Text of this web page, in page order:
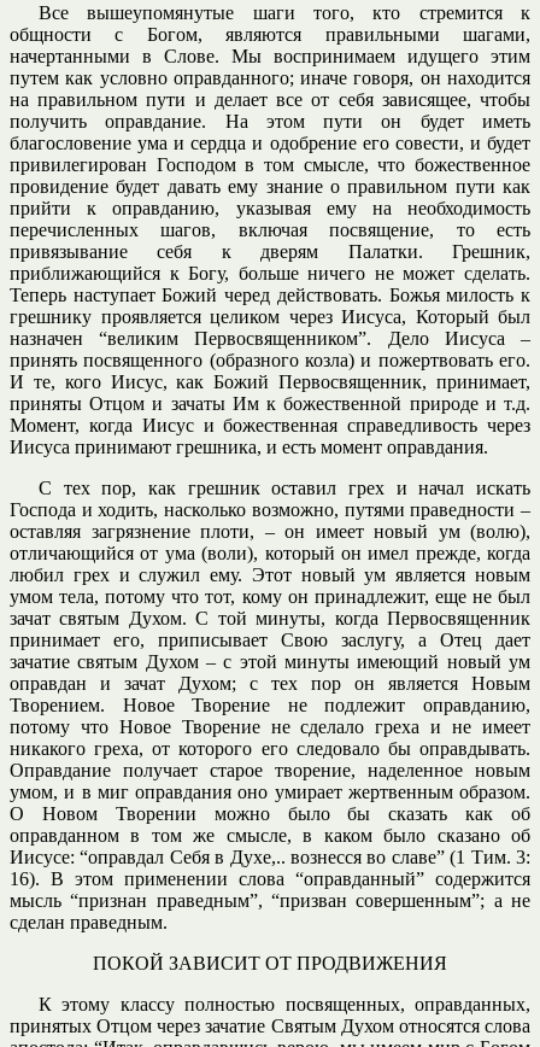
Все вышеупомянутые шаги того, кто стремится к
общности с Богом, являются правильными шагами,
начертанными в Слове. Мы воспринимаем идущего этим
путем как условно оправданного; иначе говоря, он находится
на правильном пути и делает все от себя зависящее, чтобы
получить оправдание. На этом пути он будет иметь
благословение ума и сердца и одобрение его совести, и будет
привилегирован Господом в том смысле, что божественное
провидение будет давать ему знание о правильном пути как
прийти к оправданию, указывая ему на необходимость
перечисленных шагов, включая посвящение, то есть
привязывание себя к дверям Палатки. Грешник,
приближающийся к Богу, больше ничего не может сделать.
Теперь наступает Божий черед действовать. Божья милость к
грешнику проявляется целиком через Иисуса, Который был
назначен “великим Первосвященником”. Дело Иисуса –
принять посвященного (образного козла) и пожертвовать его.
И те, кого Иисус, как Божий Первосвященник, принимает,
приняты Отцом и зачаты Им к божественной природе и т.д.
Момент, когда Иисус и божественная справедливость через
Иисуса принимают грешника, и есть момент оправдания.
С тех пор, как грешник оставил грех и начал искать
Господа и ходить, насколько возможно, путями праведности –
оставляя загрязнение плоти, – он имеет новый ум (волю),
отличающийся от ума (воли), который он имел прежде, когда
любил грех и служил ему. Этот новый ум является новым
умом тела, потому что тот, кому он принадлежит, еще не был
зачат святым Духом. С той минуты, когда Первосвященник
принимает его, приписывает Свою заслугу, а Отец дает
зачатие святым Духом – с этой минуты имеющий новый ум
оправдан и зачат Духом; с тех пор он является Новым
Творением. Новое Творение не подлежит оправданию,
потому что Новое Творение не сделало греха и не имеет
никакого греха, от которого его следовало бы оправдывать.
Оправдание получает старое творение, наделенное новым
умом, и в миг оправдания оно умирает жертвенным образом.
О Новом Творении можно было бы сказать как об
оправданном в том же смысле, в каком было сказано об
Иисусе: “оправдал Себя в Духе,.. вознесся во славе” (1 Тим. 3:
16). В этом применении слова “оправданный” содержится
мысль “признан праведным”, “призван совершенным”; а не
сделан праведным.
ПОКОЙ ЗАВИСИТ ОТ ПРОДВИЖЕНИЯ
К этому классу полностью посвященных, оправданных,
принятых Отцом через зачатие Святым Духом относятся слова